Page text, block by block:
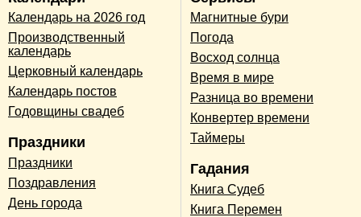
Календарь на 2026 год
Производственный
календарь
Церковный календарь
Календарь постов
Годовщины свадеб
Праздники
Праздники
Поздравления
День города
Магнитные бури
Погода
Восход солнца
Время в мире
Разница во времени
Конвертер времени
Таймеры
Гадания
Книга Судеб
Книга Перемен